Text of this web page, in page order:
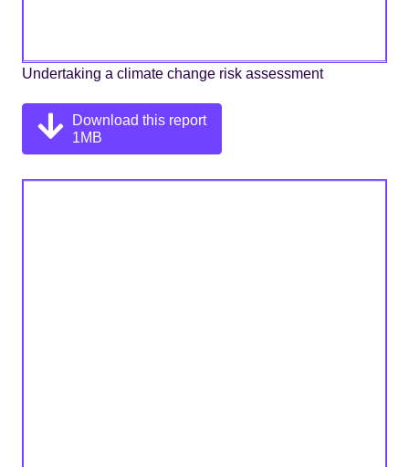
Undertaking a climate change risk assessment
Download this report
1MB